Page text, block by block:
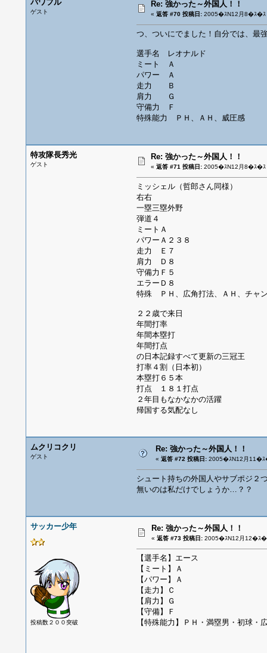
パワフル
ゲスト
Re: 強かった～外国人！！
« 返答 #70 投稿日:2005�ｽN12月8�ｽ�
つ、ついにでました！自分では、最
選手名 レオナルド
ミート Ａ
パワー Ａ
走力 Ｂ
肩力 Ｇ
守備力 Ｆ
特殊能力 ＰＨ、ＡＨ、威圧感
特攻隊長秀光
ゲスト
Re: 強かった～外国人！！
« 返答 #71 投稿日:2005�ｽN12月8�ｽ�
ミッシェル（哲郎さん同様）
右右
一塁三塁外野
弾道４
ミートＡ
パワーＡ２３８
走力 Ｅ７
肩力 Ｄ８
守備力Ｆ５
エラーＤ８
特殊 ＰＨ、広角打法、ＡＨ、チャ
２２歳で来日
年間打率
年間本塁打
年間打点
の日本記録すべて更新の三冠王
打率４割（日本初）
本塁打６５本
打点 １８１打点
２年目もなかなかの活躍
帰国する気配なし
ムクリコクリ
ゲスト
Re: 強かった～外国人！！
« 返答 #72 投稿日:2005�ｽN12月11�
シュート持ちの外国人やサブポジ２
無いのは私だけでしょうか…？？
サッカー少年
投稿数２００突破
Re: 強かった～外国人！！
« 返答 #73 投稿日:2005�ｽN12月12�ｽ
【選手名】エース
【ミート】Ａ
【パワー】Ａ
【走力】Ｃ
【肩力】Ｇ
【守備】Ｆ
【特殊能力】ＰＨ・満塁男・初球・